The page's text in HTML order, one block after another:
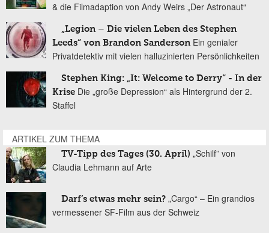
& die Filmadaption von Andy Weirs „Der Astronaut“
„Legion – Die vielen Leben des Stephen
Leeds“ von Brandon Sanderson Ein genialer
Privatdetektiv mit vielen halluzinierten Persönlichkeiten
Stephen King: „It: Welcome to Derry“ - In der
Krise Die „große Depression“ als Hintergrund der 2.
Staffel
ARTIKEL ZUM THEMA
TV-Tipp des Tages (30. April) „Schilf” von
Claudia Lehmann auf Arte
Darf’s etwas mehr sein? „Cargo“ – Ein grandios
vermessener SF-Film aus der Schweiz